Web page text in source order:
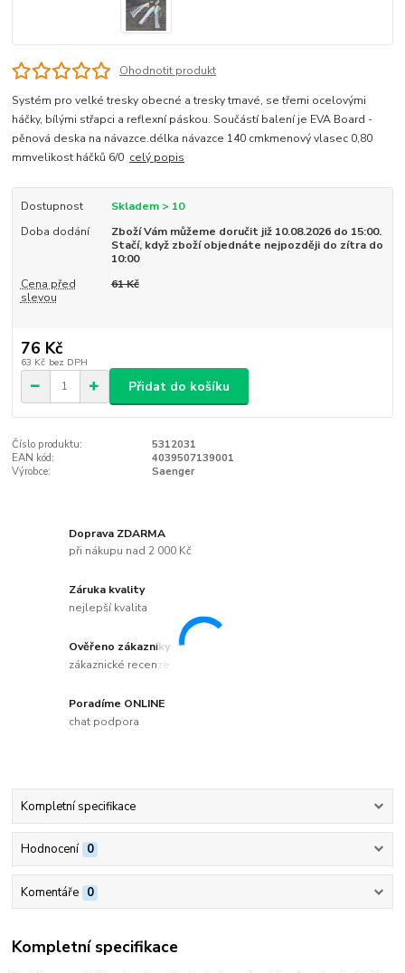
Ohodnotit produkt
Systém pro velké tresky obecné a tresky tmavé, se třemi ocelovými
háčky, bílými střapci a reflexní páskou. Součástí balení je EVA Board -
pěnová deska na návazce.délka návazce 140 cmkmenový vlasec 0,80
mmvelikost háčků 6/0 celý popis
Dostupnost
Skladem > 10
Doba dodání
Zboží Vám můžeme doručit již 10.08.2026 do 15:00.
Stačí, když zboží objednáte nejpozději do zítra do
10:00
Cena před
slevou
61 Kč
76 Kč
63 Kč bez DPH
Přidat do košíku
Číslo produktu:
5312031
EAN kód:
4039507139001
Výrobce:
Saenger
Doprava ZDARMA
při nákupu nad 2 000 Kč
Záruka kvality
nejlepší kvalita
Ověřeno zákazníky
zákaznické recenze
Poradíme ONLINE
chat podpora
Kompletní specifikace
Hodnocení 0
Komentáře 0
Kompletní specifikace